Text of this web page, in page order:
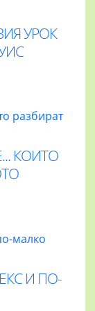
УРОК
КОИТО
И ПО-